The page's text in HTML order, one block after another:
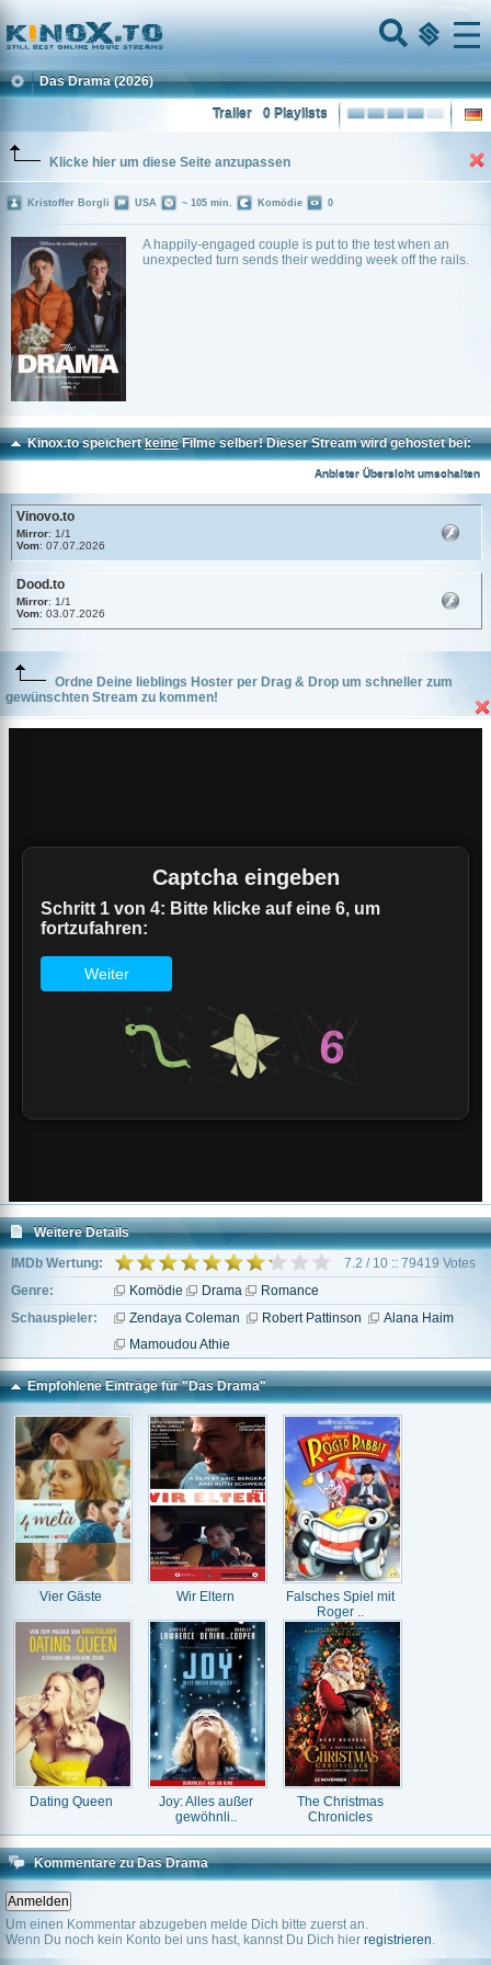
Home
Menu
Das Drama (2026)
0 Playlists
Trailer
Klicke hier um diese Seite anzupassen
A happily-engaged couple is put to the test when an
unexpected turn sends their wedding week off the rails.
Kristoffer Borgli USA ~ 105 min. Komödie 0
Kinox.to speichertkeineFilme selber! Dieser Stream wird gehostet bei:
Anbieter Übersicht umschalten
Vinovo.to
Mirror: 1/1
Vom: 07.07.2026
Dood.to
Mirror: 1/1
Vom: 03.07.2026
Ordne Deine lieblings Hoster per Drag & Drop um schneller zum
gewünschten Stream zu kommen!
Weitere Details
IMDb Wertung:
7.2 / 10 :: 79419 Votes
Genre:
Komödie Drama
Romance
Schauspieler:
Zendaya Coleman Robert Pattinson
Alana Haim
Mamoudou Athie
Empfohlene Einträge für "Das Drama"
Vier Gäste Wir Eltern
Falsches Spiel mit
Roger ..
Dating Queen
Joy: Alles außer
gewöhnli..
The Christmas
Chronicles
Kommentare zu Das Drama
Um einen Kommentar abzugeben melde Dich bitte zuerst an.
Wenn Du noch kein Konto bei uns hast, kannst Du Dich hier registrieren.